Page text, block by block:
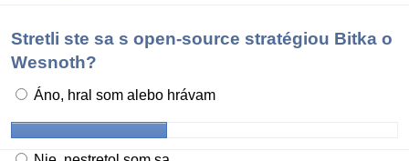
Stretli ste sa s open-source stratégiou Bitka o
Wesnoth?
Áno, hral som alebo hrávam